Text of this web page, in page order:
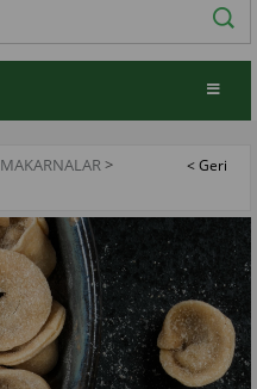
MAKARNALAR>